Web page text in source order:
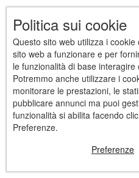
Politica sui cookie
Questo sito web utilizza i cookie
sito web a funzionare e per
le funzionalità di base interagire
Potremmo anche utilizzare i
monitorare le prestazioni, le
pubblicare annunci ma puoi
funzionalità si abilita facendo
Preferenze.
Preferenze